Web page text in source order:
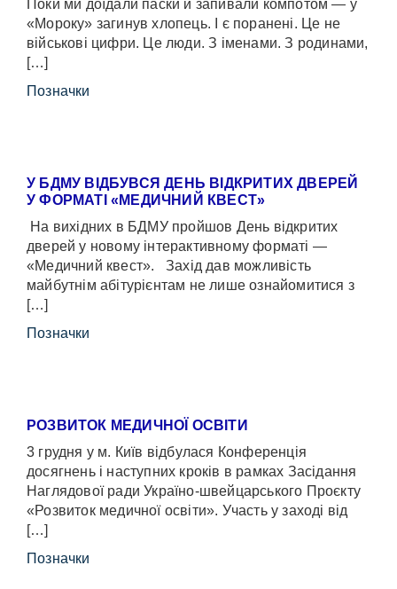
Поки ми доїдали паски й запивали компотом — у
«Мороку» загинув хлопець. І є поранені. Це не
військові цифри. Це люди. З іменами. З родинами,
[…]
Позначки
У БДМУ ВІДБУВСЯ ДЕНЬ ВІДКРИТИХ ДВЕРЕЙ
У ФОРМАТІ «МЕДИЧНИЙ КВЕСТ»
На вихідних в БДМУ пройшов День відкритих
дверей у новому інтерактивному форматі —
«Медичний квест». Захід дав можливість
майбутнім абітурієнтам не лише ознайомитися з
[…]
Позначки
РОЗВИТОК МЕДИЧНОЇ ОСВІТИ
3 грудня у м. Київ відбулася Конференція
досягнень і наступних кроків в рамках Засідання
Наглядової ради Україно-швейцарського Проєкту
«Розвиток медичної освіти». Участь у заході від
[…]
Позначки